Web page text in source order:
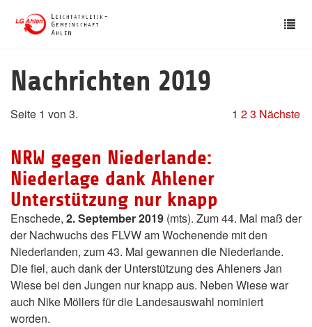
Nachrichten 2019
Seite 1 von 3. 1 23 Nächste
NRW gegen Niederlande:
Niederlage dank Ahlener
Unterstützung nur knapp
Enschede, 2. September 2019 (mts). Zum 44. Mal maß der
der Nachwuchs des FLVW am Wochenende mit den
Niederlanden, zum 43. Mal gewannen die Niederlande.
Die fiel, auch dank der Unterstützung des Ahleners Jan
Wiese bei den Jungen nur knapp aus. Neben Wiese war
auch Nike Möllers für die Landesauswahl nominiert
worden.